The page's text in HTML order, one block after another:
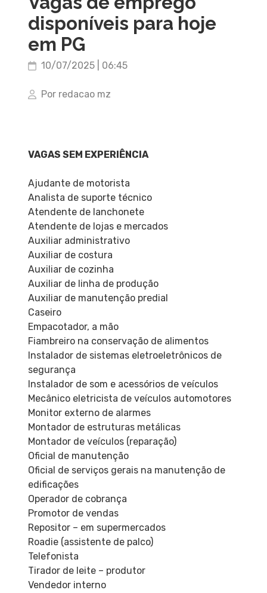
disponíveis para hoje
em PG
10/07/2025 | 06:45
Por redacao mz
VAGAS SEM EXPERIÊNCIA
Ajudante de motorista
Analista de suporte técnico
Atendente de lanchonete
Atendente de lojas e mercados
Auxiliar administrativo
Auxiliar de costura
Auxiliar de cozinha
Auxiliar de linha de produção
Auxiliar de manutenção predial
Caseiro
Empacotador, a mão
Fiambreiro na conservação de alimentos
Instalador de sistemas eletroeletrônicos de
segurança
Instalador de som e acessórios de veículos
Mecânico eletricista de veículos automotores
Monitor externo de alarmes
Montador de estruturas metálicas
Montador de veículos (reparação)
Oficial de manutenção
Oficial de serviços gerais na manutenção de
edificações
Operador de cobrança
Promotor de vendas
Repositor – em supermercados
Roadie (assistente de palco)
Telefonista
Tirador de leite – produtor
Vendedor interno